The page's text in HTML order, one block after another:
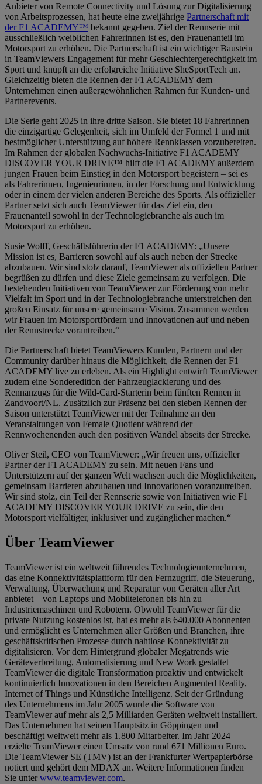
Anbieter von Remote Connectivity und Lösung zur Digitalisierung
von Arbeitsprozessen, hat heute eine zweijährige Partnerschaft mit
der F1 ACADEMY™ bekannt gegeben. Ziel der Rennserie mit
ausschließlich weiblichen Fahrerinnen ist es, den Frauenanteil im
Motorsport zu erhöhen. Die Partnerschaft ist ein wichtiger Baustein
in TeamViewers Engagement für mehr Geschlechtergerechtigkeit im
Sport und knüpft an die erfolgreiche Initiative SheSportTech an.
Gleichzeitig bieten die Rennen der F1 ACADEMY dem
Unternehmen einen außergewöhnlichen Rahmen für Kunden- und
Partnerevents.
Die Serie geht 2025 in ihre dritte Saison. Sie bietet 18 Fahrerinnen
die einzigartige Gelegenheit, sich im Umfeld der Formel 1 und mit
bestmöglicher Unterstützung auf höhere Rennklassen vorzubereiten.
Im Rahmen der globalen Nachwuchs-Initiative F1 ACADEMY
DISCOVER YOUR DRIVE™ hilft die F1 ACADEMY außerdem
jungen Frauen beim Einstieg in den Motorsport begeistern – sei es
als Fahrerinnen, Ingenieurinnen, in der Forschung und Entwicklung
oder in einem der vielen anderen Bereiche des Sports. Als offizieller
Partner setzt sich auch TeamViewer für das Ziel ein, den
Frauenanteil sowohl in der Technologiebranche als auch im
Motorsport zu erhöhen.
Susie Wolff, Geschäftsführerin der F1 ACADEMY: „Unsere
Mission ist es, Barrieren sowohl auf als auch neben der Strecke
abzubauen. Wir sind stolz darauf, TeamViewer als offiziellen Partner
begrüßen zu dürfen und diese Ziele gemeinsam zu verfolgen. Die
bestehenden Initiativen von TeamViewer zur Förderung von mehr
Vielfalt im Sport und in der Technologiebranche unterstreichen den
großen Einsatz für unsere gemeinsame Vision. Zusammen werden
wir Frauen im Motorsportfördern und Innovationen auf und neben
der Rennstrecke vorantreiben.“
Die Partnerschaft bietet TeamViewers Kunden, Partnern und der
Community darüber hinaus die Möglichkeit, die Rennen der F1
ACADEMY live zu erleben. Als ein Highlight entwirft TeamViewer
zudem eine Sonderedition der Fahrzeuglackierung und des
Rennanzugs für die Wild-Card-Starterin beim fünften Rennen in
Zandvoort/NL. Zusätzlich zur Präsenz bei den sieben Rennen der
Saison unterstützt TeamViewer mit der Teilnahme an den
Veranstaltungen von Female Quotient während der
Rennwochenenden auch den positiven Wandel abseits der Strecke.
Oliver Steil, CEO von TeamViewer: „Wir freuen uns, offizieller
Partner der F1 ACADEMY zu sein. Mit neuen Fans und
Unterstützern auf der ganzen Welt wachsen auch die Möglichkeiten,
gemeinsam Barrieren abzubauen und Innovationen voranzutreiben.
Wir sind stolz, ein Teil der Rennserie sowie von Initiativen wie F1
ACADEMY DISCOVER YOUR DRIVE zu sein, die den
Motorsport vielfältiger, inklusiver und zugänglicher machen.“
Über TeamViewer
TeamViewer ist ein weltweit führendes Technologieunternehmen,
das eine Konnektivitätsplattform für den Fernzugriff, die Steuerung,
Verwaltung, Überwachung und Reparatur von Geräten aller Art
anbietet – von Laptops und Mobiltelefonen bis hin zu
Industriemaschinen und Robotern. Obwohl TeamViewer für die
private Nutzung kostenlos ist, hat es mehr als 640.000 Abonnenten
und ermöglicht es Unternehmen aller Größen und Branchen, ihre
geschäftskritischen Prozesse durch nahtlose Konnektivität zu
digitalisieren. Vor dem Hintergrund globaler Megatrends wie
Geräteverbreitung, Automatisierung und New Work gestaltet
TeamViewer die digitale Transformation proaktiv und entwickelt
kontinuierlich Innovationen in den Bereichen Augmented Reality,
Internet of Things und Künstliche Intelligenz. Seit der Gründung
des Unternehmens im Jahr 2005 wurde die Software von
TeamViewer auf mehr als 2,5 Milliarden Geräten weltweit installiert.
Das Unternehmen hat seinen Hauptsitz in Göppingen und
beschäftigt weltweit mehr als 1.800 Mitarbeiter. Im Jahr 2024
erzielte TeamViewer einen Umsatz von rund 671 Millionen Euro.
Die TeamViewer SE (TMV) ist an der Frankfurter Wertpapierbörse
notiert und gehört dem MDAX an. Weitere Informationen finden
Sie unterwww.teamviewer.com.